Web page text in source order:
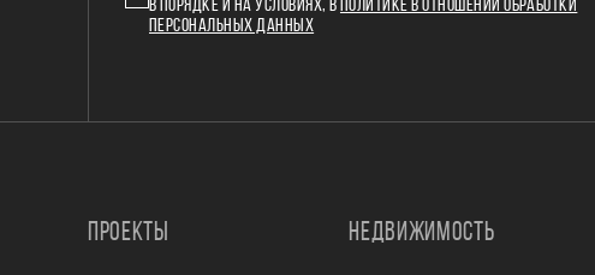
В ПОРЯДКЕ И НА УСЛОВИЯХ, В
ПОЛИТИКЕ В ОТНОШЕНИИ ОБРАБОТКИ
ПЕРСОНАЛЬНЫХ ДАННЫХ
ПРОЕКТЫ
НЕДВИЖИМОСТЬ